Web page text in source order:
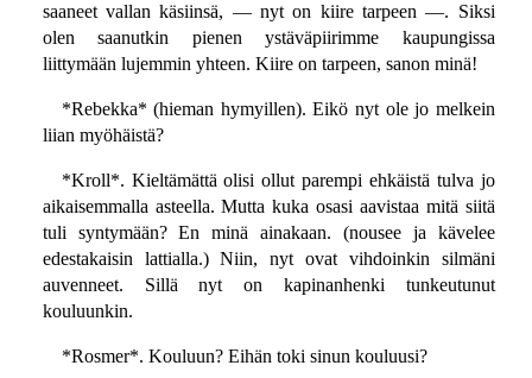
saaneet vallan käsiinsä, — nyt on kiire tarpeen —. Siksi
olen saanutkin pienen ystäväpiirimme kaupungissa
liittymään lujemmin yhteen. Kiire on tarpeen, sanon minä!
*Rebekka* (hieman hymyillen). Eikö nyt ole jo melkein
liian myöhäistä?
*Kroll*. Kieltämättä olisi ollut parempi ehkäistä tulva jo
aikaisemmalla asteella. Mutta kuka osasi aavistaa mitä siitä
tuli syntymään? En minä ainakaan. (nousee ja kävelee
edestakaisin lattialla.) Niin, nyt ovat vihdoinkin silmäni
auvenneet. Sillä nyt on kapinanhenki tunkeutunut
kouluunkin.
*Rosmer*. Kouluun? Eihän toki sinun kouluusi?